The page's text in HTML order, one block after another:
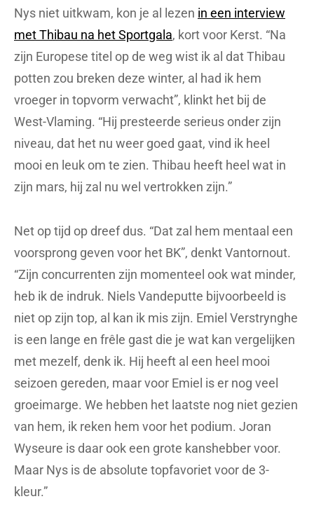
Nys niet uitkwam, kon je al lezen in een interview
met Thibau na het Sportgala, kort voor Kerst. “Na
zijn Europese titel op de weg wist ik al dat Thibau
potten zou breken deze winter, al had ik hem
vroeger in topvorm verwacht”, klinkt het bij de
West-Vlaming. “Hij presteerde serieus onder zijn
niveau, dat het nu weer goed gaat, vind ik heel
mooi en leuk om te zien. Thibau heeft heel wat in
zijn mars, hij zal nu wel vertrokken zijn.”
Net op tijd op dreef dus. “Dat zal hem mentaal een
voorsprong geven voor het BK”, denkt Vantornout.
“Zijn concurrenten zijn momenteel ook wat minder,
heb ik de indruk. Niels Vandeputte bijvoorbeeld is
niet op zijn top, al kan ik mis zijn. Emiel Verstrynghe
is een lange en frêle gast die je wat kan vergelijken
met mezelf, denk ik. Hij heeft al een heel mooi
seizoen gereden, maar voor Emiel is er nog veel
groeimarge. We hebben het laatste nog niet gezien
van hem, ik reken hem voor het podium. Joran
Wyseure is daar ook een grote kanshebber voor.
Maar Nys is de absolute topfavoriet voor de 3-
kleur.”